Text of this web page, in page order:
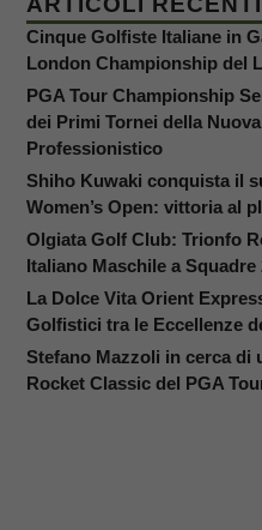
Cinque Golfiste Italiane in
London Championship del
PGA Tour Championship
dei Primi Tornei della
Professionistico
Shiho Kuwaki conquista il
Women’s Open: vittoria al
Olgiata Golf Club: Trionfo
Italiano Maschile a Squadre
La Dolce Vita Orient
Golfistici tra le Eccellenze
Stefano Mazzoli in cerca di
Rocket Classic del PGA